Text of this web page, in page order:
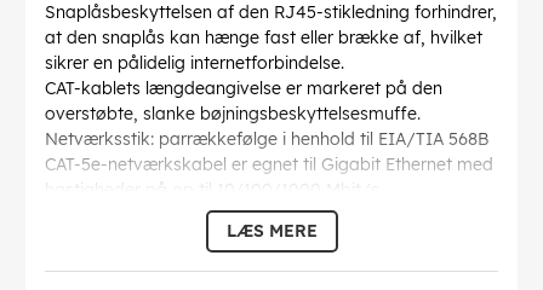
Snaplåsbeskyttelsen af den RJ45-stikledning forhindrer,
at den snaplås kan hænge fast eller brække af, hvilket
sikrer en pålidelig internetforbindelse.
CAT-kablets længdeangivelse er markeret på den
overstøbte, slanke bøjningsbeskyttelsesmuffe.
Netværksstik: parrækkefølge i henhold til EIA/TIA 568B
CAT-5e-netværkskabel er egnet til Gigabit Ethernet med
hastigheder på op til 10/100/1000 Mbit/s
: 36.8 mm
Kabelkappen diameter: 4.5 mm
LÆS MERE